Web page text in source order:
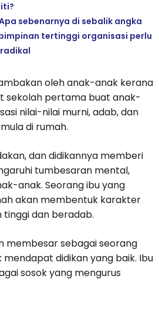
sebenarnya di sebalik angka
tertinggi organisasi perlu
oleh anak-anak kerana
sekolah pertama buat anak-
nilai-nilai murni, adab, dan
di rumah.
dan didikannya memberi
tumbesaran mental,
anak. Seorang ibu yang
akan membentuk karakter
dan beradab.
membesar sebagai seorang
didikan yang baik. Ibu
sosok yang mengurus